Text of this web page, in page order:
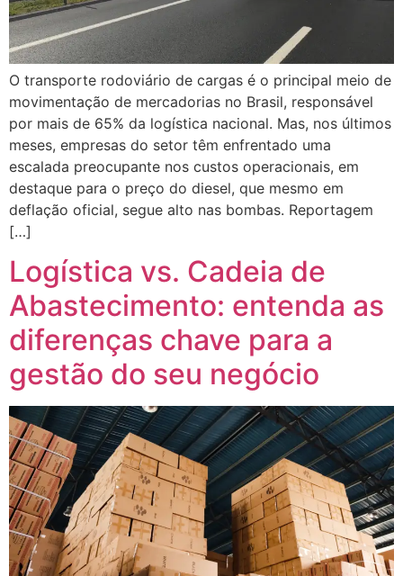
O transporte rodoviário de cargas é o principal meio de
movimentação de mercadorias no Brasil, responsável
por mais de 65% da logística nacional. Mas, nos últimos
meses, empresas do setor têm enfrentado uma
escalada preocupante nos custos operacionais, em
destaque para o preço do diesel, que mesmo em
deflação oficial, segue alto nas bombas. Reportagem
[…]
Logística vs. Cadeia de
Abastecimento: entenda as
diferenças chave para a
gestão do seu negócio